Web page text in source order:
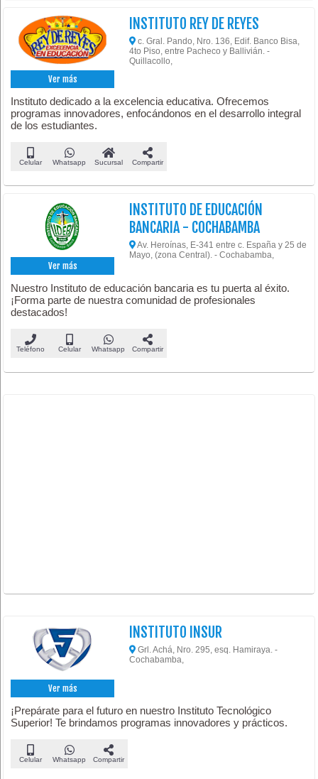
Ver más
INSTITUTO REY DE REYES
c. Gral. Pando, Nro. 136, Edif. Banco Bisa,
4to Piso, entre Pacheco y Ballivián. -
Quillacollo,
Instituto dedicado a la excelencia educativa. Ofrecemos
programas innovadores, enfocándonos en el desarrollo integral
de los estudiantes.
Celular Whatsapp Sucursal Compartir
Ver más
INSTITUTO DE EDUCACIÓN
BANCARIA - COCHABAMBA
Av. Heroínas, E-341 entre c. España y 25 de
Mayo, (zona Central). - Cochabamba,
Nuestro Instituto de educación bancaria es tu puerta al éxito.
¡Forma parte de nuestra comunidad de profesionales
destacados!
Teléfono Celular Whatsapp Compartir
Ver más
INSTITUTO INSUR
Grl. Achá, Nro. 295, esq. Hamiraya. -
Cochabamba,
¡Prepárate para el futuro en nuestro Instituto Tecnológico
Superior! Te brindamos programas innovadores y prácticos.
Celular Whatsapp Compartir